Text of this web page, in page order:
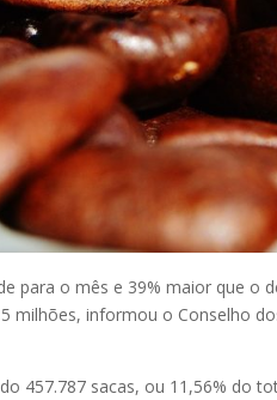
para o mês e 39% maior que o
milhões, informou o Conselho
457.787 sacas, ou 11,56% do